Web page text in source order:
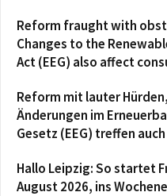
Reform fraught with
Changes to the
Act (EEG) also affect
Reform mit lauter
Änderungen im
Gesetz (EEG) treffen
Hallo Leipzig: So startet
August 2026, ins